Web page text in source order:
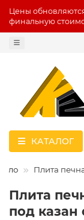
Цены
финальную
КАТАЛОГ
Плита
Плита
под казан